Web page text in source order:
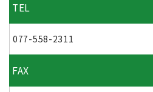
TEL
077-558-2311
FAX